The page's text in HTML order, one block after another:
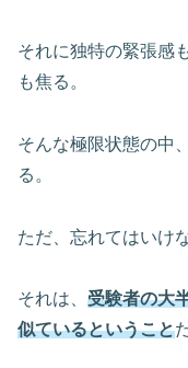
それに独特の緊張感
も焦る。
そんな極限状態の中
る。
ただ、忘れてはいけ
それは、 受験者の大
似ているということ